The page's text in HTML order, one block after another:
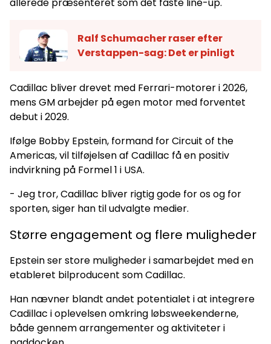
allerede præsenteret som det faste line-up.
Ralf Schumacher raser efter
Verstappen-sag: Det er pinligt
Cadillac bliver drevet med Ferrari-motorer i 2026,
mens GM arbejder på egen motor med forventet
debut i 2029.
Ifølge Bobby Epstein, formand for Circuit of the
Americas, vil tilføjelsen af Cadillac få en positiv
indvirkning på Formel 1 i USA.
- Jeg tror, Cadillac bliver rigtig gode for os og for
sporten, siger han til udvalgte medier.
Større engagement og flere muligheder
Epstein ser store muligheder i samarbejdet med en
etableret bilproducent som Cadillac.
Han nævner blandt andet potentialet i at integrere
Cadillac i oplevelsen omkring løbsweekenderne,
både gennem arrangementer og aktiviteter i